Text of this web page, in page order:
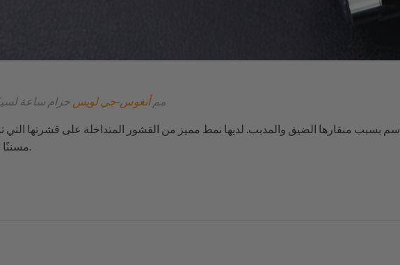
20 ممأنغوس-جي لويس حزام ساعة
بسبب منقارها الضيق والمدبب. لديها نمط مميز من القشور المتداخلة على قشرتها